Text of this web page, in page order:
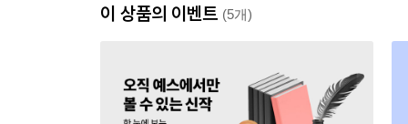
이 상품의 이벤트 (5개)